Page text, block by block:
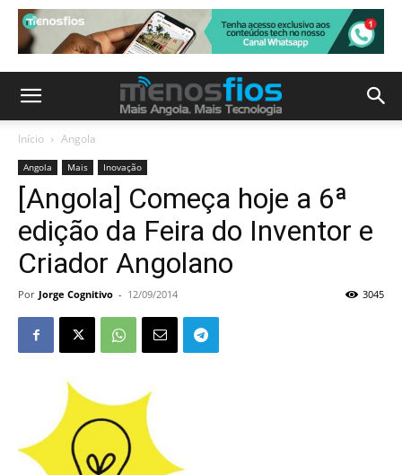
Início Angola
Angola Mais Inovação
[Angola] Começa hoje a 6ª
edição da Feira do Inventor e
Criador Angolano
Por Jorge Cognitivo - 12/09/2014 3045